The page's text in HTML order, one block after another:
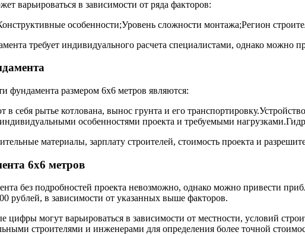
варьироваться в зависимости от ряда факторов:
особенности;Уровень сложности монтажа;Регион
требует индивидуального расчета специалистами, однако можно
размером 6х6 метров являются:
себя рытье котлована, вынос грунта и его
индивидуальными особенностями проекта и требуемыми
материалы, зарплату строителей, стоимость проекта и
6х6 метров
без подробностей проекта невозможно, однако можно привести
рублей, в зависимости от указанных выше факторов.
цифры могут варьироваться в зависимости от местности, условий
строителями и инженерами для определения более точной